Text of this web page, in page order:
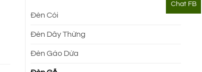
Chat FB
Đèn Cói
Đèn Dây Thừng
Đèn Gáo Dừa